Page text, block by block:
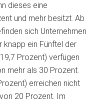
dieses eine
und mehr besitzt. Ab
sich Unternehmen
knapp ein Fünftel der
Prozent) verfügen
mehr als 30 Prozent.
erreichen nicht
20 Prozent. Im